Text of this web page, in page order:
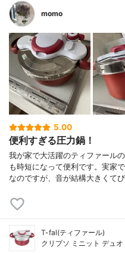
momo
5.00
便利すぎる圧力鍋！
我が家で大活躍のティファール
も時短になって便利です。実家
なのですが、音が結構大きくて
T-fal(ティファール)
クリプソ ミニット デュオ